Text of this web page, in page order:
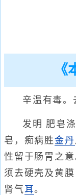
辛温有毒。
发明 肥皂
皂，痴病胜金丹
性留于肠胃之意
须去硬壳及黄
肾气耳。